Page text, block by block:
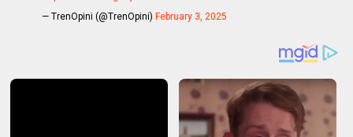
— TrenOpini (@TrenOpini)February 3, 2025